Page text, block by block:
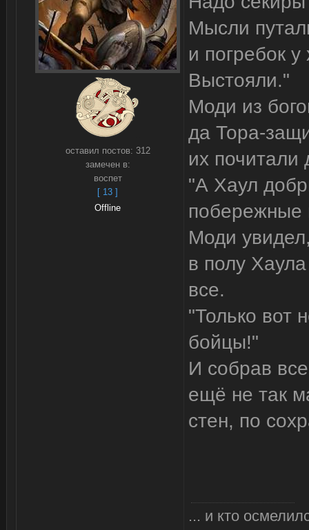
оставил постов: 312
замечен в:
воспет
[ 13 ]
Offline
Мысли
и погребок
Выстояли."
Моди из
да Тора-
их почитали
"А Хаул
побережные
Моди
в полу
все.
"Только вот
бойцы!"
И собрав
ещё не так
стен, по
... и кто